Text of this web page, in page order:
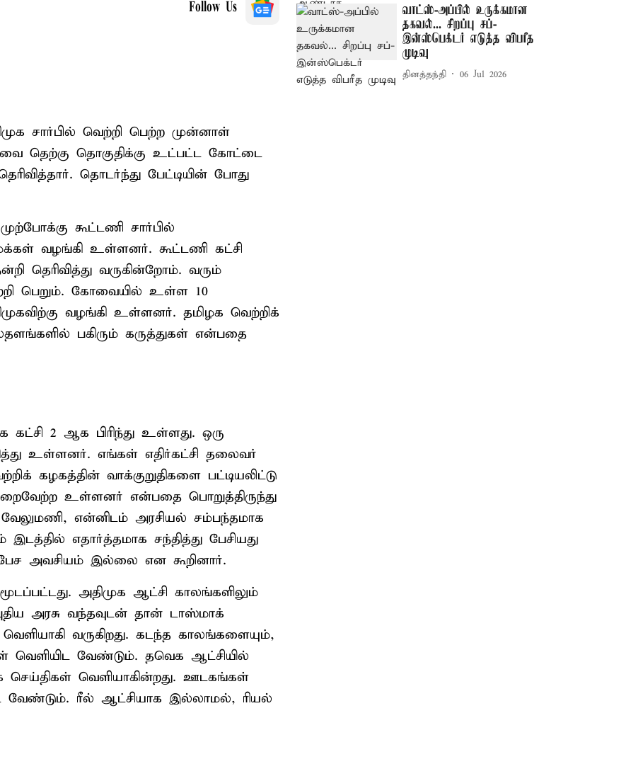
Follow Us
சார்பில் வெற்றி பெற்ற முன்னாள்
தெற்கு தொகுதிக்கு உட்பட்ட கோட்டை
தொடர்ந்து பேட்டியின் போது
கூட்டணி சார்பில்
வழங்கி உள்ளனர். கூட்டணி கட்சி
தெரிவித்து வருகின்றோம். வரும்
பெறும். கோவையில் உள்ள 10
வழங்கி உள்ளனர். தமிழக வெற்றிக்
பகிரும் கருத்துகள் என்பதை
கட்சி 2 ஆக பிரிந்து உள்ளது. ஒரு
உள்ளனர். எங்கள் எதிர்கட்சி தலைவர்
கழகத்தின் வாக்குறுதிகளை பட்டியலிட்டு
உள்ளனர் என்பதை பொறுத்திருந்து
என்னிடம் அரசியல் சம்பந்தமாக
எதார்த்தமாக சந்தித்து பேசியது
அவசியம் இல்லை என கூறினார்.
அதிமுக ஆட்சி காலங்களிலும்
அரசு வந்தவுடன் தான் டாஸ்மாக்
வருகிறது. கடந்த காலங்களையும்,
வெளியிட வேண்டும். தவெக ஆட்சியில்
செய்திகள் வெளியாகின்றது. ஊடகங்கள்
ரீல் ஆட்சியாக இல்லாமல், ரியல்
வாட்ஸ்-அப்பில் உருக்கமான
தகவல்... சிறப்பு சப்-
இன்ஸ்பெக்டர் எடுத்த விபரீத
முடிவு
தினத்தந்தி 06 Jul 2026